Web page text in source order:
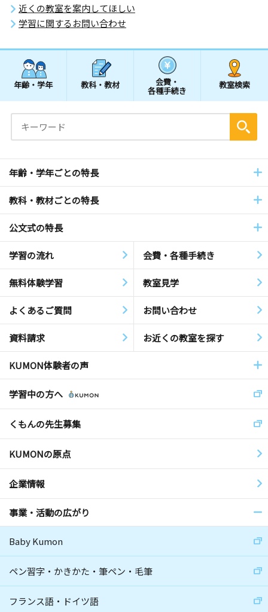
近くの教室を案内してほしい
学習に関するお問い合わせ
年齢・学年 教科・教材 会費・
各種手続き
教室検索
年齢・学年ごとの特長
教科・教材ごとの特長
公文式の特長
学習の流れ 会費・各種手続き
無料体験学習 教室見学
よくあるご質問 お問い合わせ
資料請求 お近くの教室を探す
KUMON体験者の声
学習中の方へ
くもんの先生募集
KUMONの原点
企業情報
事業・活動の広がり
Baby Kumon
ペン習字・かきかた・筆ペン・毛筆
フランス語・ドイツ語